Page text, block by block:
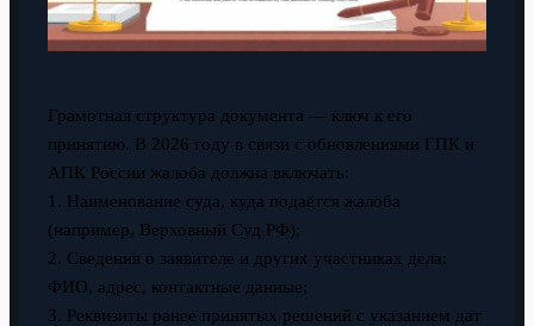
Грамотная структура документа — ключ к его
принятию. В 2026 году в связи с обновлениями ГПК и
АПК России жалоба должна включать:
1. Наименование суда, куда подаётся жалоба
(например, Верховный Суд РФ);
2. Сведения о заявителе и других участниках дела:
ФИО, адрес, контактные данные;
3. Реквизиты ранее принятых решений с указанием дат